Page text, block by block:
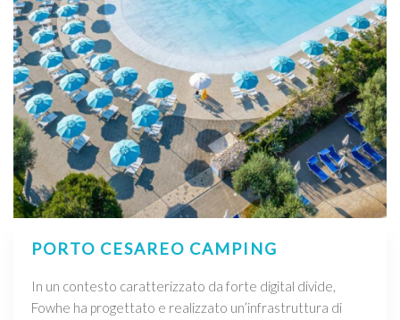
PORTO CESAREO CAMPING
In un contesto caratterizzato da forte digital divide,
Fowhe ha progettato e realizzato un’infrastruttura di